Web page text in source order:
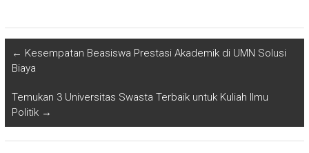
← Kesempatan Beasiswa Prestasi Akademik di UMN Solusi
Biaya
Temukan 3 Universitas Swasta Terbaik untuk Kuliah Ilmu
Politik →